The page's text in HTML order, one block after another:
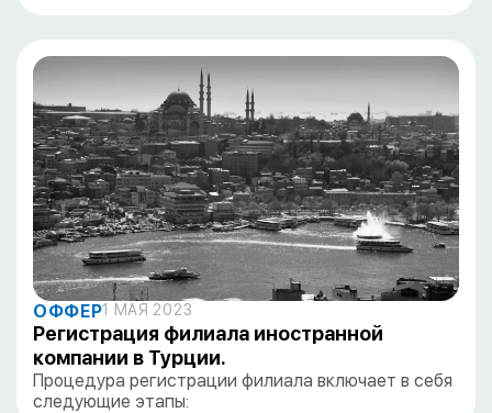
ОФФЕР1 МАЯ 2023
Регистрация филиала иностранной
компании в Турции.
Процедура регистрации филиала включает в себя
следующие этапы: